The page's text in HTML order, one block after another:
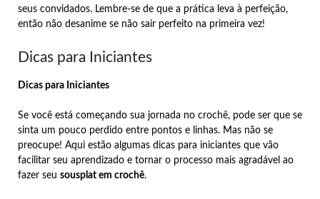
seus convidados. Lembre-se de que a prática leva à perfeição,
então não desanime se não sair perfeito na primeira vez!
Dicas para Iniciantes
Dicas para Iniciantes
Se você está começando sua jornada no crochê, pode ser que se
sinta um pouco perdido entre pontos e linhas. Mas não se
preocupe! Aqui estão algumas dicas para iniciantes que vão
facilitar seu aprendizado e tornar o processo mais agradável ao
fazer seu sousplat em crochê.